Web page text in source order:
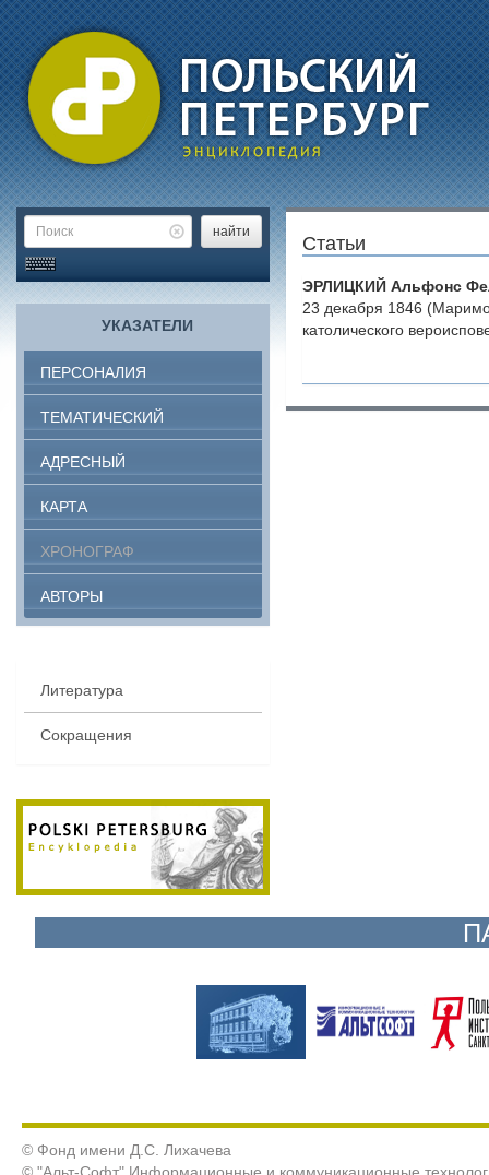
найти
УКАЗАТЕЛИ
ПЕРСОНАЛИЯ
ТЕМАТИЧЕСКИЙ
АДРЕСНЫЙ
КАРТА
ХРОНОГРАФ
АВТОРЫ
Литература
Сокращения
Статьи
ЭРЛИЦКИЙ Альфонс
23 декабря 1846
католического
© Фонд имени Д.С. Лихачева